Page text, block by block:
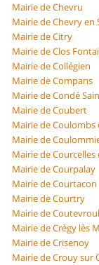
Mairie de Chevru
Mairie de Chevry en
Mairie de Citry
Mairie de Clos
Mairie de Collégien
Mairie de Compans
Mairie de Condé
Mairie de Coubert
Mairie de Coulombs
Mairie de
Mairie de Courcelles
Mairie de Courpalay
Mairie de Courtacon
Mairie de Courtry
Mairie de
Mairie de Crégy lès
Mairie de Crisenoy
Mairie de Crouy sur